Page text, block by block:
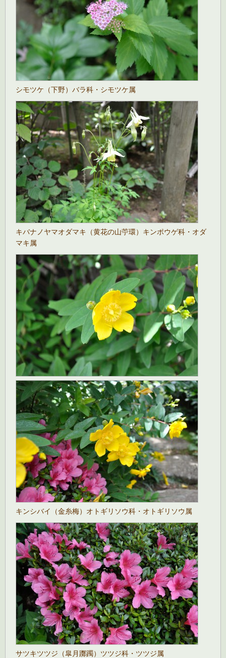
シモツケ（下野）バラ科・シモツケ属
キバナノヤマオダマキ（黄花の山苧環）キンポウゲ科・オダ
マキ属
キンシバイ（金糸梅）オトギリソウ科・オトギリソウ属
サツキツツジ（皐月躑躅）ツツジ科・ツツジ属